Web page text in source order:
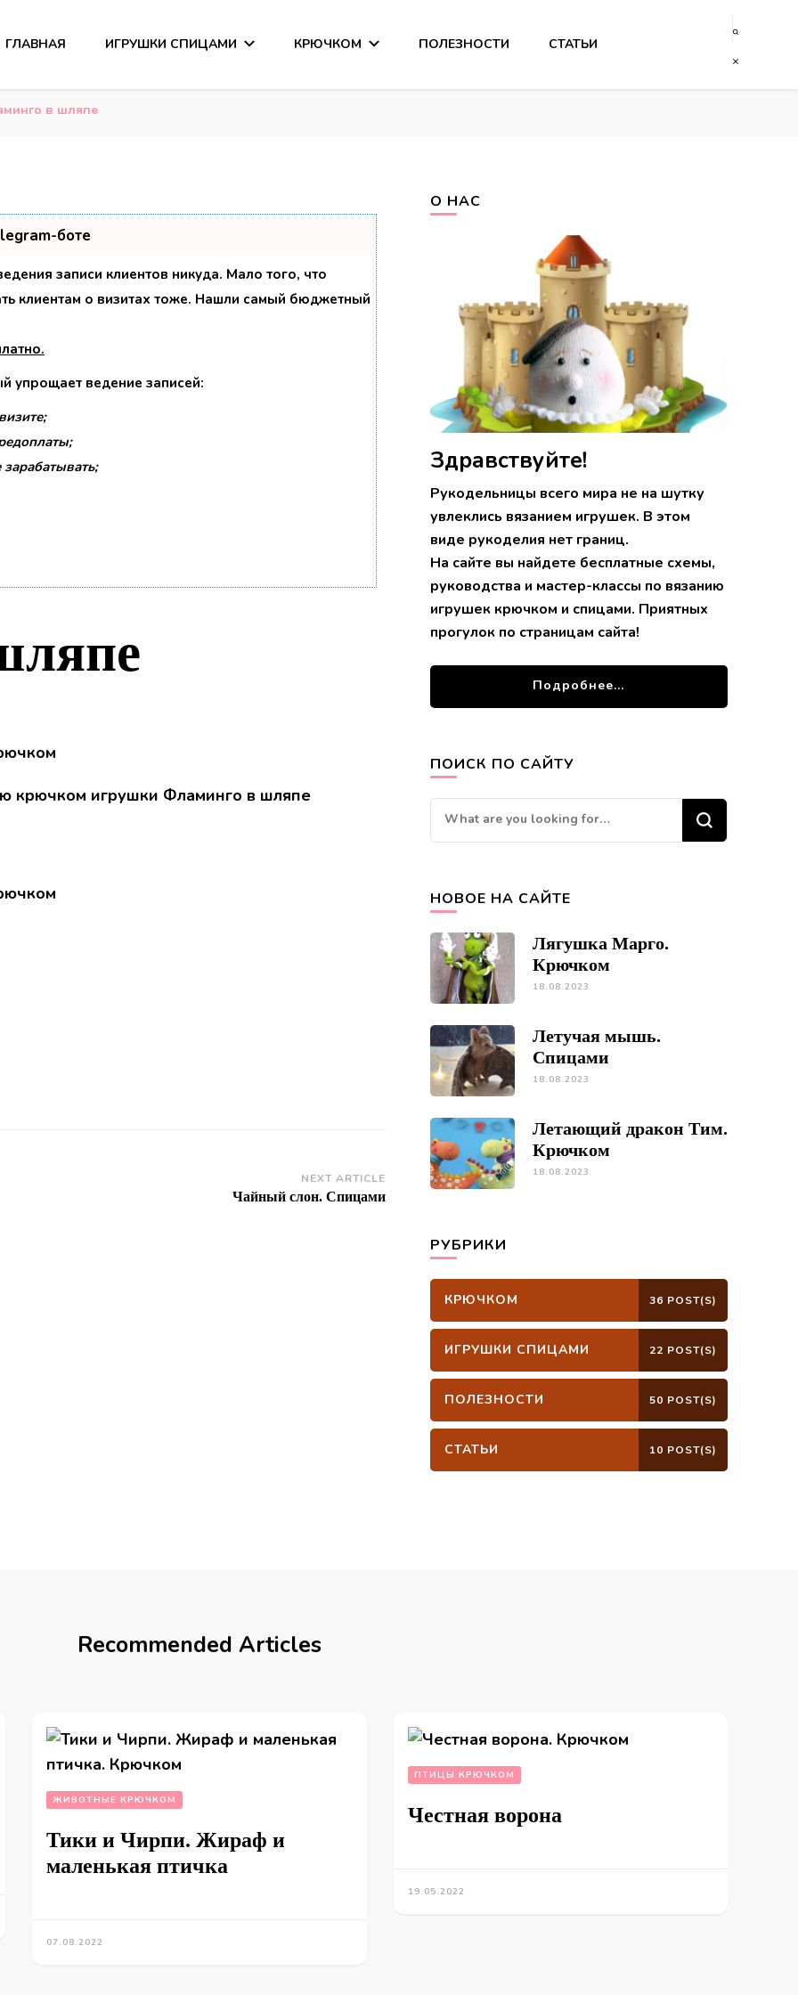
ГЛАВНАЯ ИГРУШКИ СПИЦАМИ КРЮЧКОМ ПОЛЕЗНОСТИ СТАТЬИ
в шляпе
боте
записи клиентов никуда. Мало того, что
клиентам о визитах тоже. Нашли самый бюджетный
.
упрощает ведение записей:
крючком игрушки Фламинго в шляпе
NEXT ARTICLE
Чайный слон. Спицами
О НАС
Здравствуйте!
Рукодельницы всего мира не на шутку
увлеклись вязанием игрушек. В этом
виде рукоделия нет границ.
На сайте вы найдете бесплатные схемы,
руководства и мастер-классы по вязанию
игрушек крючком и спицами. Приятных
прогулок по страницам сайта!
Подробнее...
ПОИСК ПО САЙТУ
Looking
for
НОВОЕ НА САЙТЕ
Лягушка Марго.
Крючком
18.08.2023
Летучая мышь.
Спицами
18.08.2023
Летающий дракон Тим.
Крючком
18.08.2023
РУБРИКИ
КРЮЧКОМ 36 POST(S)
ИГРУШКИ СПИЦАМИ 22 POST(S)
ПОЛЕЗНОСТИ 50 POST(S)
СТАТЬИ 10 POST(S)
Recommended Articles
ЖИВОТНЫЕ КРЮЧКОМ
Тики и Чирпи. Жираф и
маленькая птичка
07.08.2022
ПТИЦЫ КРЮЧКОМ
Честная ворона
19.05.2022